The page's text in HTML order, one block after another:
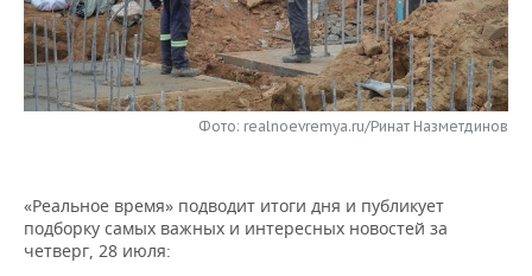
НЕФТЕХИМИЯ
НЕФТЬ
ОПК
РОЗНИЧНАЯ ТОРГОВЛЯ
ТРАНСПОРТ
НОВОСТИ ТЕХНОЛОГИЙ
IT
ТЕЛЕКОММУНИКАЦИИ
МЕРОПРИЯТИЯ
НОВОСТИ МЕРОПРИЯТИЙ
БИЗНЕС-БРАНЧИ
ONLINE-КОНФЕРЕНЦИИ
СПОРТ
ФУТБОЛ
ХОККЕЙ
НОВОСТИ ОБЩЕСТВА
ВЛАСТЬ
ФОТОГАЛЕРЕЯ
СЮЖЕТЫ
Фото: realnoevremya.ru/Ринат Назметдинов
«Реальное время» подводит итоги дня и публикует
подборку самых важных и интересных новостей за
четверг, 28 июля: